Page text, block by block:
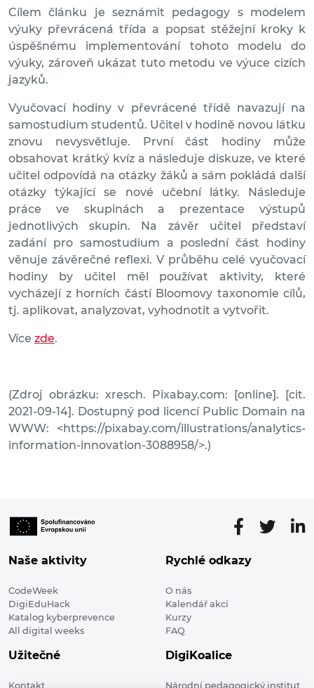
Cílem článku je seznámit pedagogy s modelem
výuky převrácená třída a popsat stěžejní kroky k
úspěšnému implementování tohoto modelu do
výuky, zároveň ukázat tuto metodu ve výuce cizích
jazyků.
Vyučovací hodiny v převrácené třídě navazují na
samostudium studentů. Učitel v hodině novou látku
znovu nevysvětluje. První část hodiny může
obsahovat krátký kvíz a následuje diskuze, ve které
učitel odpovídá na otázky žáků a sám pokládá další
otázky týkající se nové učební látky. Následuje
práce ve skupinách a prezentace výstupů
jednotlivých skupin. Na závěr učitel představí
zadání pro samostudium a poslední část hodiny
věnuje závěrečné reflexi. V průběhu celé vyučovací
hodiny by učitel měl používat aktivity, které
vycházejí z horních částí Bloomovy taxonomie cílů,
tj. aplikovat, analyzovat, vyhodnotit a vytvořit.
Více zde.
(Zdroj obrázku: xresch. Pixabay.com: [online]. [cit.
2021-09-14]. Dostupný pod licencí Public Domain na
WWW: <https://pixabay.com/illustrations/analytics-
information-innovation-3088958/>.)
Naše aktivity
CodeWeek
DigiEduHack
Katalog kyberprevence
All digital weeks
Rychlé odkazy
O nás
Kalendář akcí
Kurzy
FAQ
Užitečné
Kontakt
DigiKoalice
Národní pedagogický institut